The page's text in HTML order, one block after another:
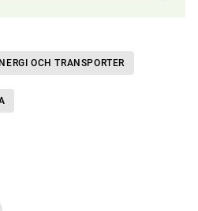
OCH TRANSPORTER